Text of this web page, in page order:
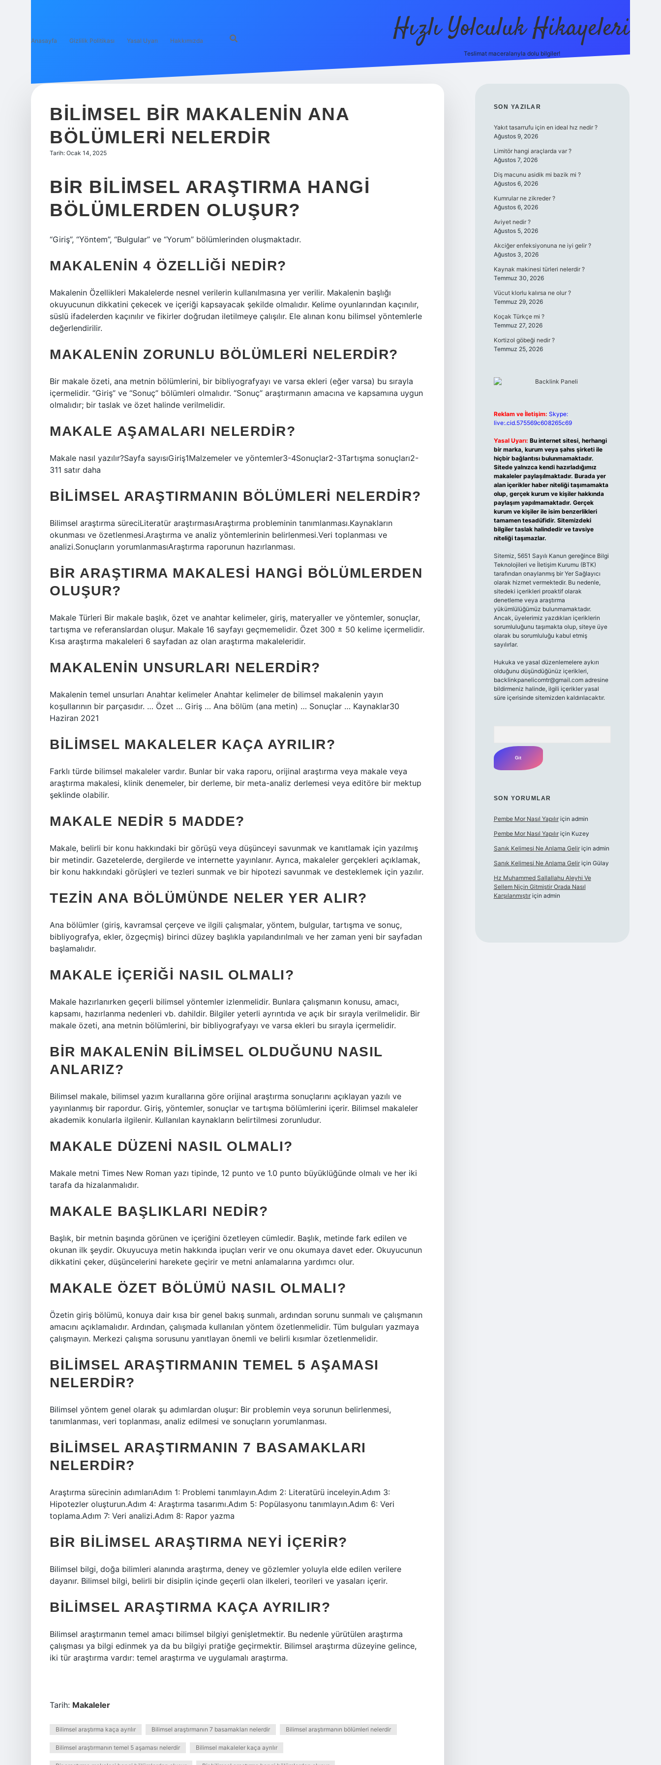
Anasayfa Gizlilik Politikası Yasal Uyarı Hakkımızda Hızlı Yolculuk Hikayeleri
Teslimat maceralarıyla dolu bilgiler!
BILIMSEL BIR MAKALENIN ANA
BÖLÜMLERI NELERDIR
Tarih: Ocak 14, 2025
BIR BILIMSEL ARAŞTIRMA HANGI
BÖLÜMLERDEN OLUŞUR?
“Giriş”, “Yöntem”, “Bulgular” ve “Yorum” bölümlerinden oluşmaktadır.
MAKALENIN 4 ÖZELLIĞI NEDIR?
Makalenin Özellikleri Makalelerde nesnel verilerin kullanılmasına yer verilir. Makalenin başlığı
okuyucunun dikkatini çekecek ve içeriği kapsayacak şekilde olmalıdır. Kelime oyunlarından kaçınılır,
süslü ifadelerden kaçınılır ve fikirler doğrudan iletilmeye çalışılır. Ele alınan konu bilimsel yöntemlerle
değerlendirilir.
MAKALENIN ZORUNLU BÖLÜMLERI NELERDIR?
Bir makale özeti, ana metnin bölümlerini, bir bibliyografyayı ve varsa ekleri (eğer varsa) bu sırayla
içermelidir. “Giriş” ve “Sonuç” bölümleri olmalıdır. “Sonuç” araştırmanın amacına ve kapsamına uygun
olmalıdır; bir taslak ve özet halinde verilmelidir.
MAKALE AŞAMALARI NELERDIR?
Makale nasıl yazılır?Sayfa sayısıGiriş1Malzemeler ve yöntemler3-4Sonuçlar2-3Tartışma sonuçları2-
311 satır daha
BILIMSEL ARAŞTIRMANIN BÖLÜMLERI NELERDIR?
Bilimsel araştırma süreciLiteratür araştırmasıAraştırma probleminin tanımlanması.Kaynakların
okunması ve özetlenmesi.Araştırma ve analiz yöntemlerinin belirlenmesi.Veri toplanması ve
analizi.Sonuçların yorumlanmasıAraştırma raporunun hazırlanması.
BIR ARAŞTIRMA MAKALESI HANGI BÖLÜMLERDEN
OLUŞUR?
Makale Türleri Bir makale başlık, özet ve anahtar kelimeler, giriş, materyaller ve yöntemler, sonuçlar,
tartışma ve referanslardan oluşur. Makale 16 sayfayı geçmemelidir. Özet 300 ± 50 kelime içermelidir.
Kısa araştırma makaleleri 6 sayfadan az olan araştırma makaleleridir.
MAKALENIN UNSURLARI NELERDIR?
Makalenin temel unsurları Anahtar kelimeler Anahtar kelimeler de bilimsel makalenin yayın
koşullarının bir parçasıdır. … Özet … Giriş … Ana bölüm (ana metin) … Sonuçlar … Kaynaklar30
Haziran 2021
BILIMSEL MAKALELER KAÇA AYRILIR?
Farklı türde bilimsel makaleler vardır. Bunlar bir vaka raporu, orijinal araştırma veya makale veya
araştırma makalesi, klinik denemeler, bir derleme, bir meta-analiz derlemesi veya editöre bir mektup
şeklinde olabilir.
MAKALE NEDIR 5 MADDE?
Makale, belirli bir konu hakkındaki bir görüşü veya düşünceyi savunmak ve kanıtlamak için yazılmış
bir metindir. Gazetelerde, dergilerde ve internette yayınlanır. Ayrıca, makaleler gerçekleri açıklamak,
bir konu hakkındaki görüşleri ve tezleri sunmak ve bir hipotezi savunmak ve desteklemek için yazılır.
TEZIN ANA BÖLÜMÜNDE NELER YER ALIR?
Ana bölümler (giriş, kavramsal çerçeve ve ilgili çalışmalar, yöntem, bulgular, tartışma ve sonuç,
bibliyografya, ekler, özgeçmiş) birinci düzey başlıkla yapılandırılmalı ve her zaman yeni bir sayfadan
başlamalıdır.
MAKALE IÇERIĞI NASIL OLMALI?
Makale hazırlanırken geçerli bilimsel yöntemler izlenmelidir. Bunlara çalışmanın konusu, amacı,
kapsamı, hazırlanma nedenleri vb. dahildir. Bilgiler yeterli ayrıntıda ve açık bir sırayla verilmelidir. Bir
makale özeti, ana metnin bölümlerini, bir bibliyografyayı ve varsa ekleri bu sırayla içermelidir.
BIR MAKALENIN BILIMSEL OLDUĞUNU NASIL
ANLARIZ?
Bilimsel makale, bilimsel yazım kurallarına göre orijinal araştırma sonuçlarını açıklayan yazılı ve
yayınlanmış bir rapordur. Giriş, yöntemler, sonuçlar ve tartışma bölümlerini içerir. Bilimsel makaleler
akademik konularla ilgilenir. Kullanılan kaynakların belirtilmesi zorunludur.
MAKALE DÜZENI NASIL OLMALI?
Makale metni Times New Roman yazı tipinde, 12 punto ve 1.0 punto büyüklüğünde olmalı ve her iki
tarafa da hizalanmalıdır.
MAKALE BAŞLIKLARI NEDIR?
Başlık, bir metnin başında görünen ve içeriğini özetleyen cümledir. Başlık, metinde fark edilen ve
okunan ilk şeydir. Okuyucuya metin hakkında ipuçları verir ve onu okumaya davet eder. Okuyucunun
dikkatini çeker, düşüncelerini harekete geçirir ve metni anlamalarına yardımcı olur.
MAKALE ÖZET BÖLÜMÜ NASIL OLMALI?
Özetin giriş bölümü, konuya dair kısa bir genel bakış sunmalı, ardından sorunu sunmalı ve çalışmanın
amacını açıklamalıdır. Ardından, çalışmada kullanılan yöntem özetlenmelidir. Tüm bulguları yazmaya
çalışmayın. Merkezi çalışma sorusunu yanıtlayan önemli ve belirli kısımlar özetlenmelidir.
BILIMSEL ARAŞTIRMANIN TEMEL 5 AŞAMASI
NELERDIR?
Bilimsel yöntem genel olarak şu adımlardan oluşur: Bir problemin veya sorunun belirlenmesi,
tanımlanması, veri toplanması, analiz edilmesi ve sonuçların yorumlanması.
BILIMSEL ARAŞTIRMANIN 7 BASAMAKLARI
NELERDIR?
Araştırma sürecinin adımlarıAdım 1: Problemi tanımlayın.Adım 2: Literatürü inceleyin.Adım 3:
Hipotezler oluşturun.Adım 4: Araştırma tasarımı.Adım 5: Popülasyonu tanımlayın.Adım 6: Veri
toplama.Adım 7: Veri analizi.Adım 8: Rapor yazma
BIR BILIMSEL ARAŞTIRMA NEYI IÇERIR?
Bilimsel bilgi, doğa bilimleri alanında araştırma, deney ve gözlemler yoluyla elde edilen verilere
dayanır. Bilimsel bilgi, belirli bir disiplin içinde geçerli olan ilkeleri, teorileri ve yasaları içerir.
BILIMSEL ARAŞTIRMA KAÇA AYRILIR?
Bilimsel araştırmanın temel amacı bilimsel bilgiyi genişletmektir. Bu nedenle yürütülen araştırma
çalışması ya bilgi edinmek ya da bu bilgiyi pratiğe geçirmektir. Bilimsel araştırma düzeyine gelince,
iki tür araştırma vardır: temel araştırma ve uygulamalı araştırma.
Tarih: Makaleler
Bilimsel araştırma kaça ayrılır Bilimsel araştırmanın 7 basamakları nelerdir Bilimsel araştırmanın bölümleri nelerdir
Bilimsel araştırmanın temel 5 aşaması nelerdir Bilimsel makaleler kaça ayrılır
SIDEBAR
SON YAZILAR
Yakıt tasarrufu için en ideal hız nedir ?
Ağustos 9, 2026
Limitör hangi araçlarda var ?
Ağustos 7, 2026
Diş macunu asidik mi bazik mi ?
Ağustos 6, 2026
Kumrular ne zikreder ?
Ağustos 6, 2026
Aviyet nedir ?
Ağustos 5, 2026
Akciğer enfeksiyonuna ne iyi gelir ?
Ağustos 3, 2026
Kaynak makinesi türleri nelerdir ?
Temmuz 30, 2026
Vücut klorlu kalırsa ne olur ?
Temmuz 29, 2026
Koçak Türkçe mi ?
Temmuz 27, 2026
Kortizol göbeği nedir ?
Temmuz 25, 2026
Reklam ve İletişim: Skype:
live:.cid.575569c608265c69
Yasal Uyarı: Bu internet sitesi, herhangi
bir marka, kurum veya şahıs şirketi ile
hiçbir bağlantısı bulunmamaktadır.
Sitede yalnızca kendi hazırladığımız
makaleler paylaşılmaktadır. Burada yer
alan içerikler haber niteliği taşımamakta
olup, gerçek kurum ve kişiler hakkında
paylaşım yapılmamaktadır. Gerçek
kurum ve kişiler ile isim benzerlikleri
tamamen tesadüfidir. Sitemizdeki
bilgiler taslak halindedir ve tavsiye
niteliği taşımazlar.
Sitemiz, 5651 Sayılı Kanun gereğince Bilgi
Teknolojileri ve İletişim Kurumu (BTK)
tarafından onaylanmış bir Yer Sağlayıcı
olarak hizmet vermektedir. Bu nedenle,
sitedeki içerikleri proaktif olarak
denetleme veya araştırma
yükümlülüğümüz bulunmamaktadır.
Ancak, üyelerimiz yazdıkları içeriklerin
sorumluluğunu taşımakta olup, siteye üye
olarak bu sorumluluğu kabul etmiş
sayılırlar.
Hukuka ve yasal düzenlemelere aykırı
olduğunu düşündüğünüz içerikleri,
backlinkpanelicomtr@gmail.comadresine
bildirmeniz halinde, ilgili içerikler yasal
süre içerisinde sitemizden kaldırılacaktır.
SON YORUMLAR
Pembe Mor Nasıl Yapılıriçin admin
Pembe Mor Nasıl Yapılıriçin Kuzey
Sanık Kelimesi Ne Anlama Geliriçin admin
Sanık Kelimesi Ne Anlama Geliriçin Gülay
Hz Muhammed Sallallahu Aleyhi Ve
Sellem Niçin Gitmiştir Orada Nasıl
Karşılanmıştıriçin admin